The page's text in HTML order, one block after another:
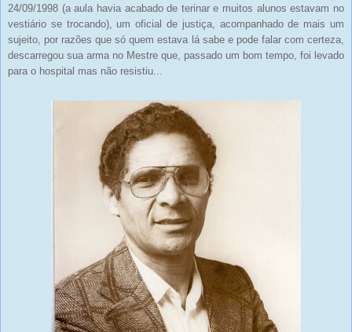
24/09/1998 (a aula havia acabado de terinar e muitos alunos estavam no
vestiário se trocando), um oficial de justiça, acompanhado de mais um
sujeito, por razões que só quem estava lá sabe e pode falar com certeza,
descarregou sua arma no Mestre que, passado um bom tempo, foi levado
para o hospital mas não resistiu...